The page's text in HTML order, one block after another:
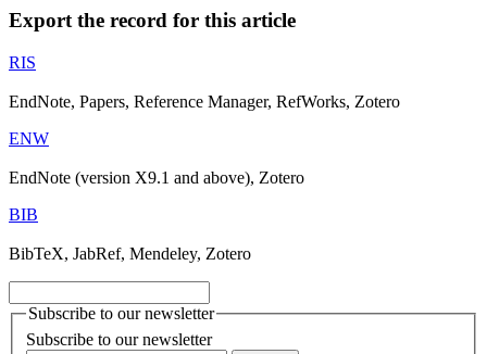
Export the record for this article
RIS
EndNote, Papers, Reference Manager, RefWorks, Zotero
ENW
EndNote (version X9.1 and above), Zotero
BIB
BibTeX, JabRef, Mendeley, Zotero
Subscribe to our newsletter
Subscribe to our newsletter